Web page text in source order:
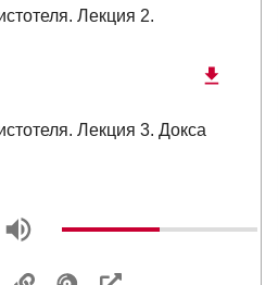
Лекция 2.
Лекция 3. Докса
Лекция 4.